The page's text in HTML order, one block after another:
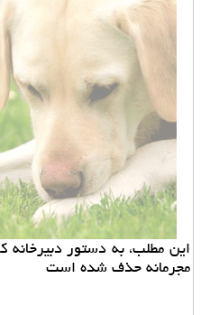
این مطلب، به دستور دبیرخانه
مجرمانه حذف شده است